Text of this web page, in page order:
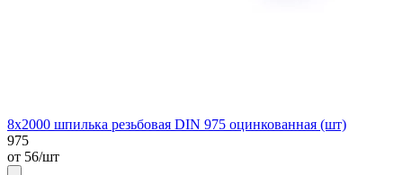
8х2000 шпилька резьбовая DIN 975 оцинкованная (шт)
975
от 56/шт